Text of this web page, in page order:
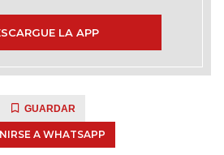
LA APP
GUARDAR
A WHATSAPP